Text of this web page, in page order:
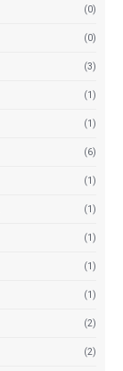
(0)
(0)
(3)
(1)
(1)
(6)
(1)
(1)
(1)
(1)
(1)
(2)
(2)